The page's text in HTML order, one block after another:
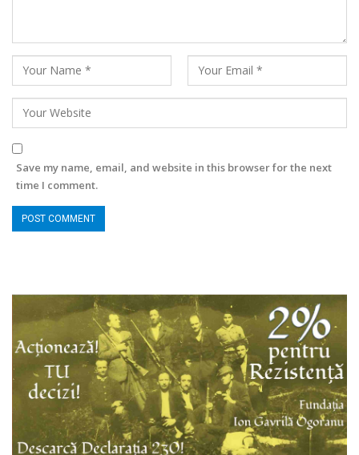
Save my name, email, and website in this browser for the next
time I comment.